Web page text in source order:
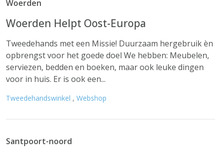
Woerden
Woerden Helpt Oost-Europa
Tweedehands met een Missie! Duurzaam hergebruik èn
opbrengst voor het goede doel We hebben: Meubelen,
serviezen, bedden en boeken, maar ook leuke dingen
voor in huis. Er is ook een...
Tweedehandswinkel , Webshop
Santpoort-noord